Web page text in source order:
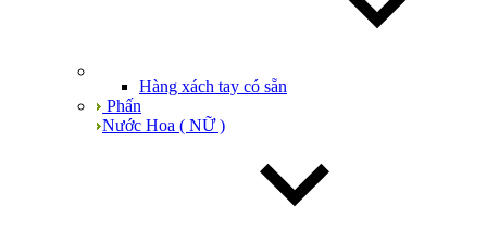
Hàng xách tay có sẵn
Phấn
Nước Hoa ( NỮ )